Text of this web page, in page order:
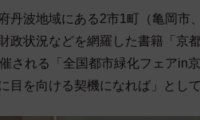
丹波地域にある2市1町（亀岡市
政状況などを網羅した書籍「京
される「全国都市緑化フェアin
目を向ける契機になれば」として